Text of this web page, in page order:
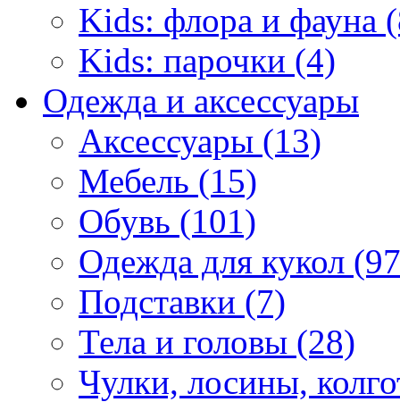
Kids: флора и фауна
Kids: парочки (4)
Одежда и аксессуары
Аксессуары (13)
Мебель (15)
Обувь (101)
Одежда для кукол
Подставки (7)
Тела и головы (28)
Чулки, лосины,